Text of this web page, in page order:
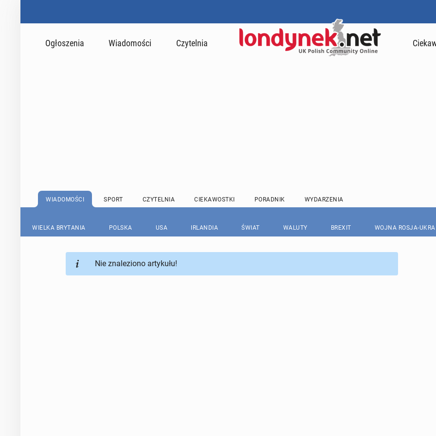
Ogłoszenia Wiadomości Czytelnia
WIADOMOŚCI SPORT CZYTELNIA CIEKAWOSTKI PORADNIK WYDARZENIA
WIELKA BRYTANIA POLSKA USA IRLANDIA ŚWIAT WALUTY BREXIT WOJNA ROSJA-
Nie znaleziono artykułu!